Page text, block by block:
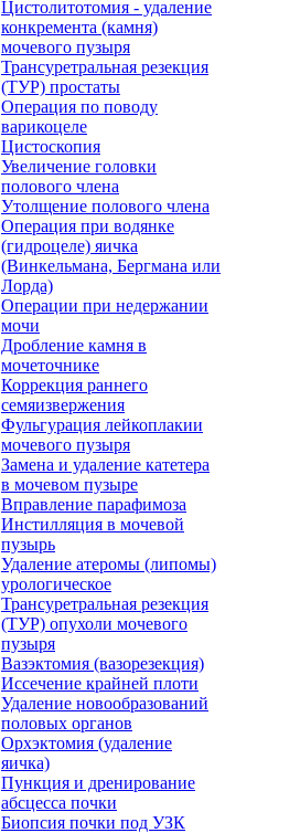
Цистолитотомия - удаление
конкремента (камня)
мочевого пузыря
Трансуретральная резекция
(ТУР) простаты
Операция по поводу
варикоцеле
Цистоскопия
Увеличение головки
полового члена
Утолщение полового члена
Операция при водянке
(гидроцеле) яичка
(Винкельмана, Бергмана или
Лорда)
Операции при недержании
мочи
Дробление камня в
мочеточнике
Коррекция раннего
семяизвержения
Фульгурация лейкоплакии
мочевого пузыря
Замена и удаление катетера
в мочевом пузыре
Вправление парафимоза
Инстилляция в мочевой
пузырь
Удаление атеромы (липомы)
урологическое
Трансуретральная резекция
(ТУР) опухоли мочевого
пузыря
Вазэктомия (вазорезекция)
Иссечение крайней плоти
Удаление новообразований
половых органов
Орхэктомия (удаление
яичка)
Пункция и дренирование
абсцесса почки
Биопсия почки под УЗК